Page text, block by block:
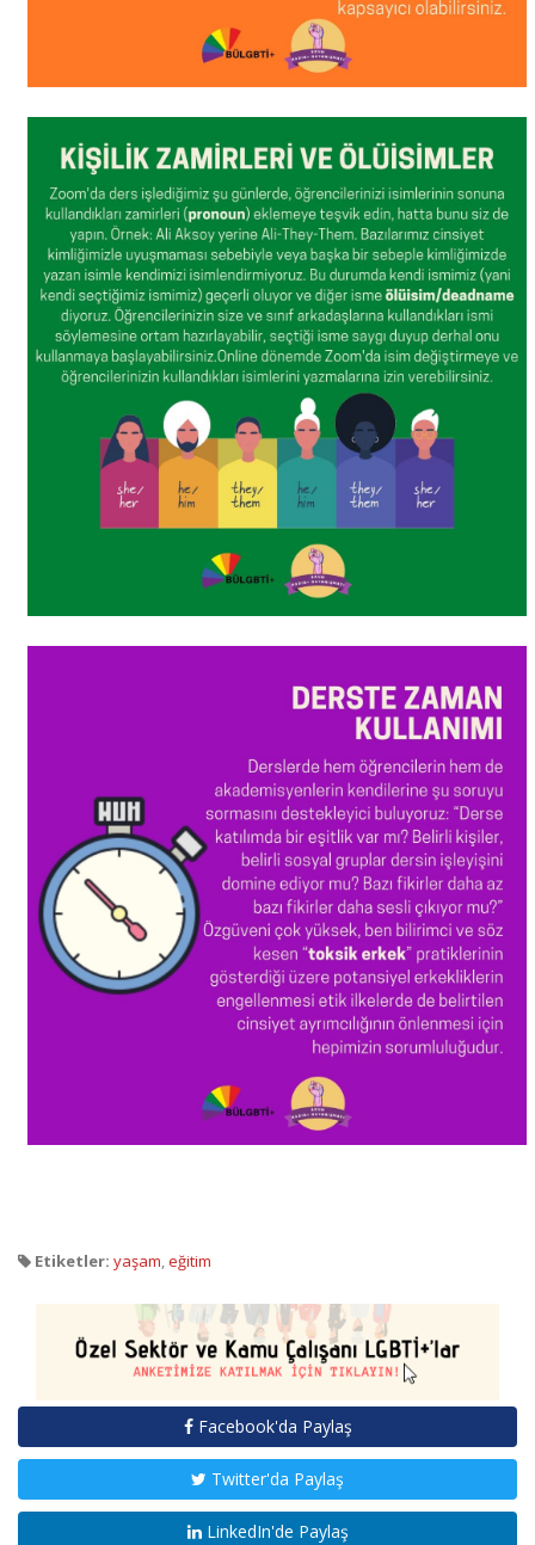
Etiketler: yaşam,eğitim
Facebook'da Paylaş
Twitter'da Paylaş
LinkedIn'de Paylaş